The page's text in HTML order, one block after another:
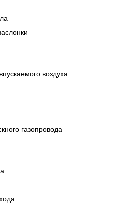
воздуха
газопровода